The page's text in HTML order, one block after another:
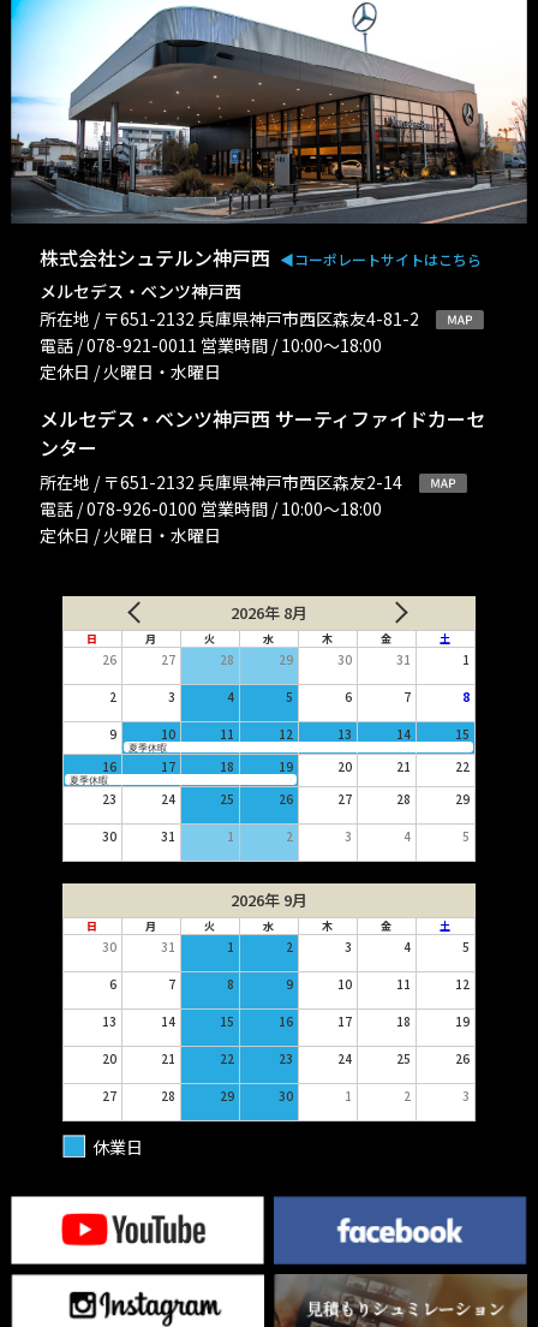
株式会社シュテルン神戸西 ◀︎コーポレートサイトはこちら
メルセデス・ベンツ神戸西
所在地 / 〒651-2132 兵庫県神戸市西区森友4-81-2
電話 / 078-921-0011 営業時間 / 10:00〜18:00
定休日 / 火曜日・水曜日
メルセデス・ベンツ神戸西 サーティファイドカーセ
ンター
所在地 / 〒651-2132 兵庫県神戸市西区森友2-14
電話 / 078-926-0100 営業時間 / 10:00〜18:00
定休日 / 火曜日・水曜日
2026年 8月
日 月 火 水 木 金 土
26 27 28 29 30 31 1
2 3 4 5 6 7 8
9 10 11 12 13 14 15
夏季休暇
16 17 18 19 20 21 22
夏季休暇
23 24 25 26 27 28 29
30 31 1 2 3 4 5
2026年 9月
日 月 火 水 木 金 土
30 31 1 2 3 4 5
6 7 8 9 10 11 12
13 14 15 16 17 18 19
20 21 22 23 24 25 26
27 28 29 30 1 2 3
休業日